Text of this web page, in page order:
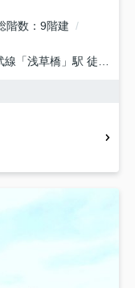
階数
9階建
線 「浅草橋 」駅 徒歩3分